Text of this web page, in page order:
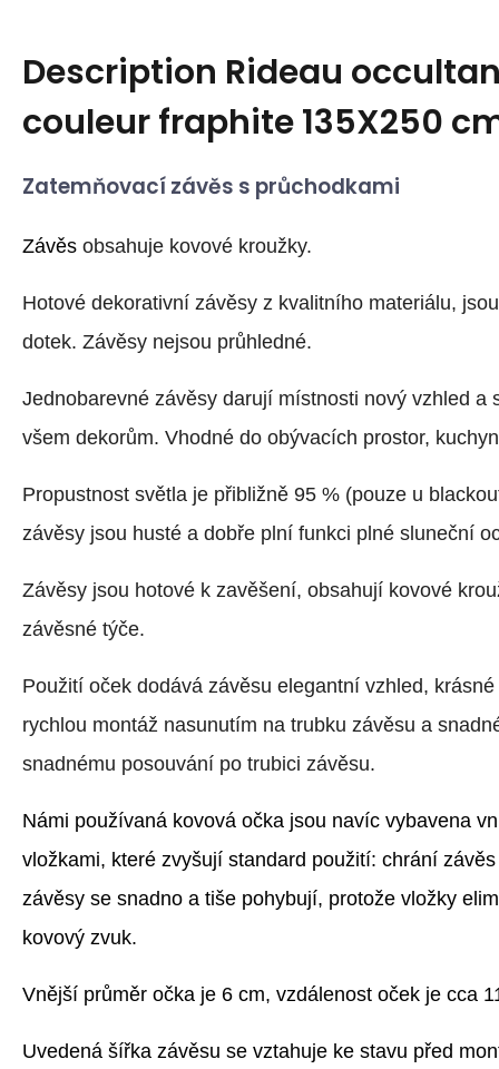
Description Rideau
couleur fraphite 135X250
Zatemňovací závěs s průchodkami
Závěs obsahuje kovové kroužky.
Hotové dekorativní závěsy z kvalitního materiálu,
dotek. Závěsy nejsou průhledné.
Jednobarevné závěsy darují místnosti nový vzhled a
všem dekorům. Vhodné do obývacích prostor,
Propustnost světla je přibližně 95 % (pouze u
závěsy jsou husté a dobře plní funkci plné sluneční
Závěsy jsou hotové k zavěšení, obsahují kovové
závěsné týče.
Použití oček dodává závěsu elegantní vzhled,
rychlou montáž nasunutím na trubku závěsu a
snadnému posouvání po trubici závěsu.
Námi používaná kovová očka jsou navíc vybavena
vložkami, které zvyšují standard použití: chrání
závěsy se snadno a tiše pohybují, protože vložky
kovový zvuk.
Vnější průměr očka je 6 cm, vzdálenost oček je cca
Uvedená šířka závěsu se vztahuje ke stavu před